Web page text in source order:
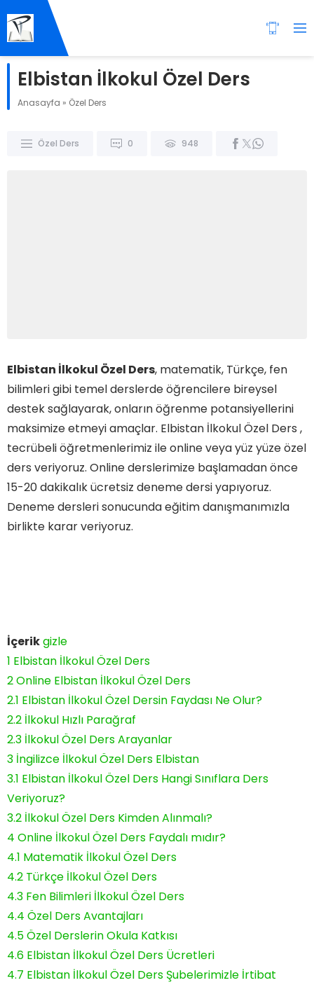
Elbistan İlkokul Özel Ders
Anasayfa » Özel Ders
Özel Ders 0 948
Elbistan İlkokul Özel Ders, matematik, Türkçe, fen
bilimleri gibi temel derslerde öğrencilere bireysel
destek sağlayarak, onların öğrenme potansiyellerini
maksimize etmeyi amaçlar. Elbistan İlkokul Özel Ders ,
tecrübeli öğretmenlerimiz ile online veya yüz yüze özel
ders veriyoruz. Online derslerimize başlamadan önce
15-20 dakikalık ücretsiz deneme dersi yapıyoruz.
Deneme dersleri sonucunda eğitim danışmanımızla
birlikte karar veriyoruz.
İçerikgizle
1 Elbistan İlkokul Özel Ders
2Online Elbistan İlkokul Özel Ders
2.1 Elbistan İlkokul Özel Dersin Faydası Ne Olur?
2.2 İlkokul Hızlı Parağraf
2.3 İlkokul Özel Ders Arayanlar
3 İngilizce İlkokul Özel Ders Elbistan
3.1 Elbistan İlkokul Özel Ders Hangi Sınıflara Ders
Veriyoruz?
3.2 İlkokul Özel Ders Kimden Alınmalı?
4 Online İlkokul Özel Ders Faydalı mıdır?
4.1 Matematik İlkokul Özel Ders
4.2 Türkçe İlkokul Özel Ders
4.3 Fen Bilimleri İlkokul Özel Ders
4.4 Özel Ders Avantajları
4.5Özel Derslerin Okula Katkısı
4.6 Elbistan İlkokul Özel Ders Ücretleri
4.7 Elbistan İlkokul Özel Ders Şubelerimizle İrtibat